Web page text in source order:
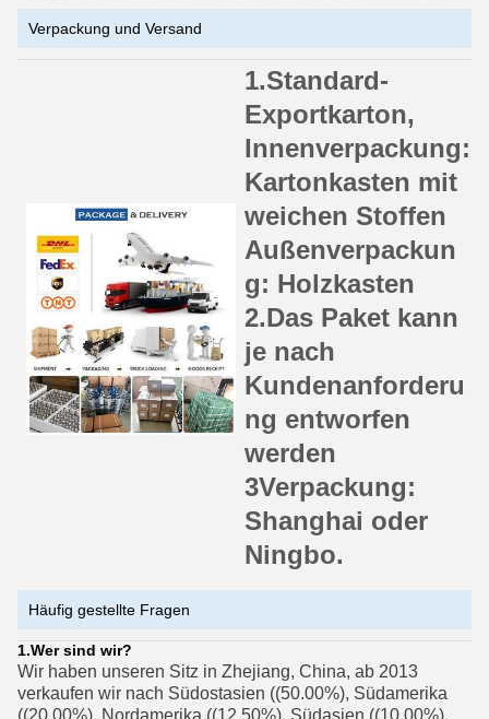
Verpackung und Versand
1.Standard-
Exportkarton,
Innenverpackung:
Kartonkasten mit
weichen Stoffen
Außenverpackun
g: Holzkasten
2.Das Paket kann
je nach
Kundenanforderu
ng entworfen
werden
3Verpackung:
Shanghai oder
Ningbo.
Häufig gestellte Fragen
1.Wer sind wir?
Wir haben unseren Sitz in Zhejiang, China, ab 2013
verkaufen wir nach Südostasien ((50.00%), Südamerika
((20.00%), Nordamerika ((12.50%), Südasien ((10.00%),